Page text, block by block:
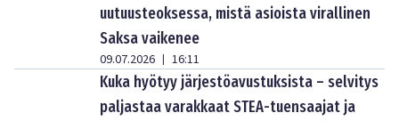
uutuusteoksessa, mistä asioista virallinen
Saksa vaikenee
09.07.2026 | 16:11
Kuka hyötyy järjestöavustuksista – selvitys
paljastaa varakkaat STEA-tuensaajat ja